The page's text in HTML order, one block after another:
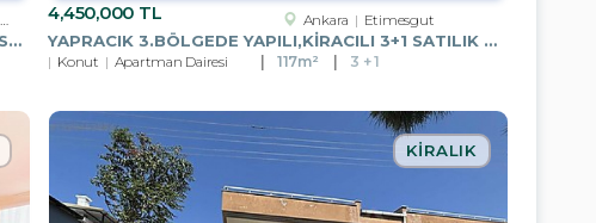
YAPRACIK 7.BÖLGEDE BOŞ,HEMEN OTURMAYA MÜSAİT 3+1 SATILIK DAİRE
4,450,000 TL Ankara Etimesgut
YAPRACIK 3.BÖLGEDE YAPILI,KİRACILI 3+1 SATILIK DAİRE
Konut Apartman Dairesi 117m² 3 + 1
KIRALIK